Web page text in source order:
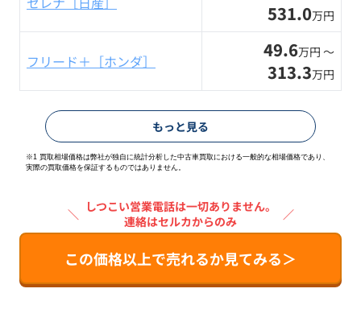
531.0万円
フリード＋［ホンダ］ 49.6万円 〜
313.3万円
もっと見る
※1 買取相場価格は弊社が独自に統計分析した中古車買取における一般的な相場価格であり、
実際の買取価格を保証するものではありません。
＼ しつこい営業電話は一切ありません。
連絡はセルカからのみ
／
この価格以上で売れるか見てみる＞